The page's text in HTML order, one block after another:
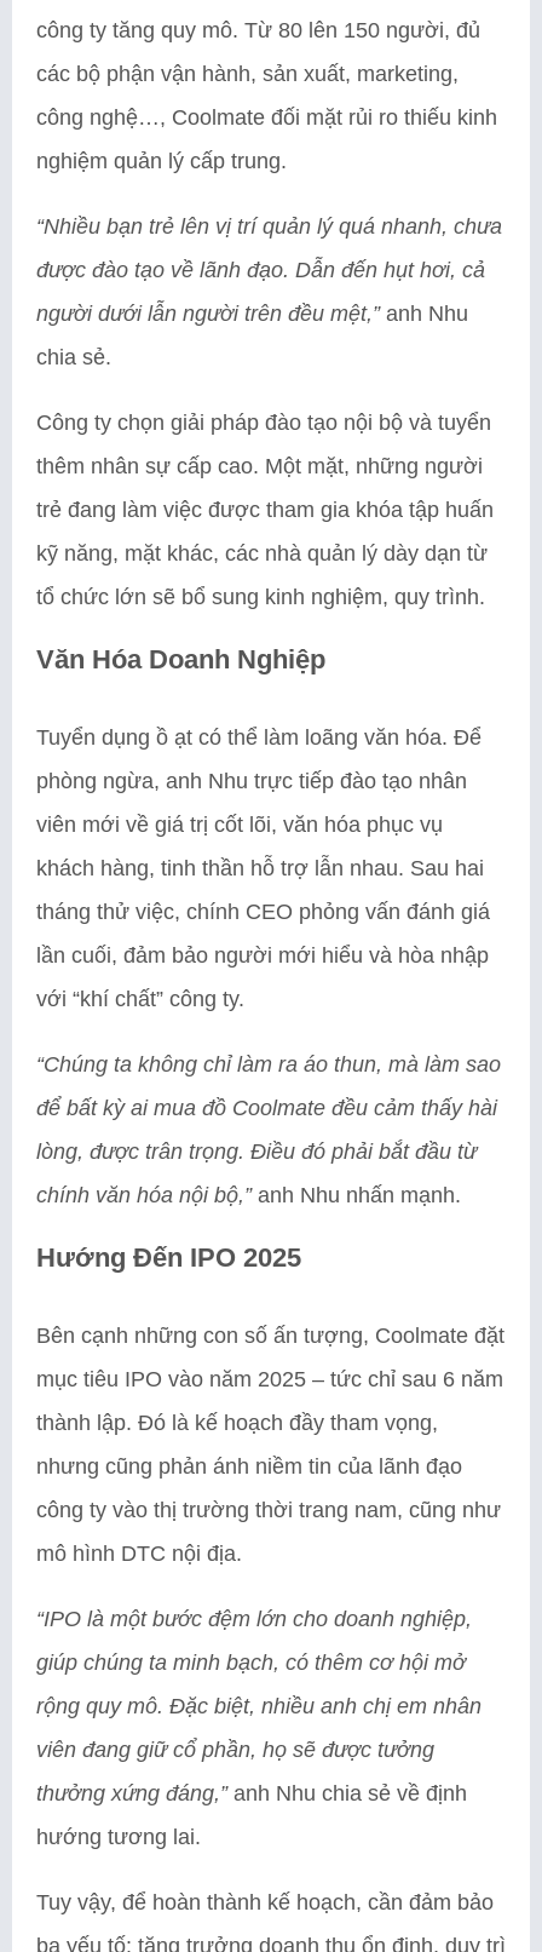
công ty tăng quy mô. Từ 80 lên 150 người, đủ
các bộ phận vận hành, sản xuất, marketing,
công nghệ…, Coolmate đối mặt rủi ro thiếu kinh
nghiệm quản lý cấp trung.
“Nhiều bạn trẻ lên vị trí quản lý quá nhanh, chưa
được đào tạo về lãnh đạo. Dẫn đến hụt hơi, cả
người dưới lẫn người trên đều mệt,”anh Nhu
chia sẻ.
Công ty chọn giải pháp đào tạo nội bộ và tuyển
thêm nhân sự cấp cao. Một mặt, những người
trẻ đang làm việc được tham gia khóa tập huấn
kỹ năng, mặt khác, các nhà quản lý dày dạn từ
tổ chức lớn sẽ bổ sung kinh nghiệm, quy trình.
Văn Hóa Doanh Nghiệp
Tuyển dụng ồ ạt có thể làm loãng văn hóa. Để
phòng ngừa, anh Nhu trực tiếp đào tạo nhân
viên mới về giá trị cốt lõi, văn hóa phục vụ
khách hàng, tinh thần hỗ trợ lẫn nhau. Sau hai
tháng thử việc, chính CEO phỏng vấn đánh giá
lần cuối, đảm bảo người mới hiểu và hòa nhập
với “khí chất” công ty.
“Chúng ta không chỉ làm ra áo thun, mà làm sao
để bất kỳ ai mua đồ Coolmate đều cảm thấy hài
lòng, được trân trọng. Điều đó phải bắt đầu từ
chính văn hóa nội bộ,”anh Nhu nhấn mạnh.
Hướng Đến IPO 2025
Bên cạnh những con số ấn tượng, Coolmate đặt
mục tiêu IPO vào năm 2025 – tức chỉ sau 6 năm
thành lập. Đó là kế hoạch đầy tham vọng,
nhưng cũng phản ánh niềm tin của lãnh đạo
công ty vào thị trường thời trang nam, cũng như
mô hình DTC nội địa.
“IPO là một bước đệm lớn cho doanh nghiệp,
giúp chúng ta minh bạch, có thêm cơ hội mở
rộng quy mô. Đặc biệt, nhiều anh chị em nhân
viên đang giữ cổ phần, họ sẽ được tưởng
thưởng xứng đáng,”anh Nhu chia sẻ về định
hướng tương lai.
Tuy vậy, để hoàn thành kế hoạch, cần đảm bảo
ba yếu tố: tăng trưởng doanh thu ổn định, duy trì